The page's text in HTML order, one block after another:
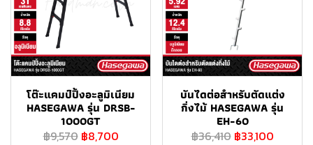
โต๊ะแคมป์ปิ้งอะลูมิเนียม
HASEGAWA รุ่น DRSB-
1000GT
฿9,570 ฿8,700
บันไดต่อสำหรับตัดแต่ง
กิ่งไม้ HASEGAWA รุ่น
EH-60
฿36,410 ฿33,100